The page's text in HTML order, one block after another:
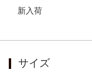
新入荷
サイズ